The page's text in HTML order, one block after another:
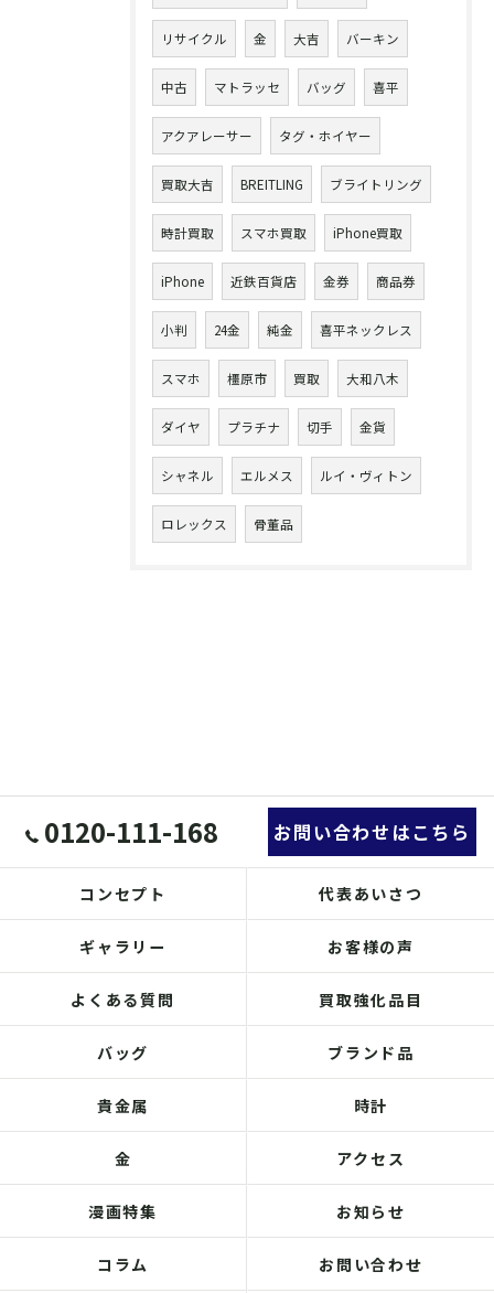
リサイクル 金 大吉 バーキン
中古 マトラッセ バッグ 喜平
アクアレーサー タグ・ホイヤー
買取大吉 BREITLING ブライトリング
時計買取 スマホ買取 iPhone買取
iPhone 近鉄百貨店 金券 商品券
小判 24金 純金 喜平ネックレス
スマホ 橿原市 買取 大和八木
ダイヤ プラチナ 切手 金貨
シャネル エルメス ルイ・ヴィトン
ロレックス 骨董品
0120-111-168 お問い合わせはこちら
コンセプト 代表あいさつ
ギャラリー お客様の声
よくある質問 買取強化品目
バッグ ブランド品
貴金属 時計
金 アクセス
漫画特集 お知らせ
コラム お問い合わせ